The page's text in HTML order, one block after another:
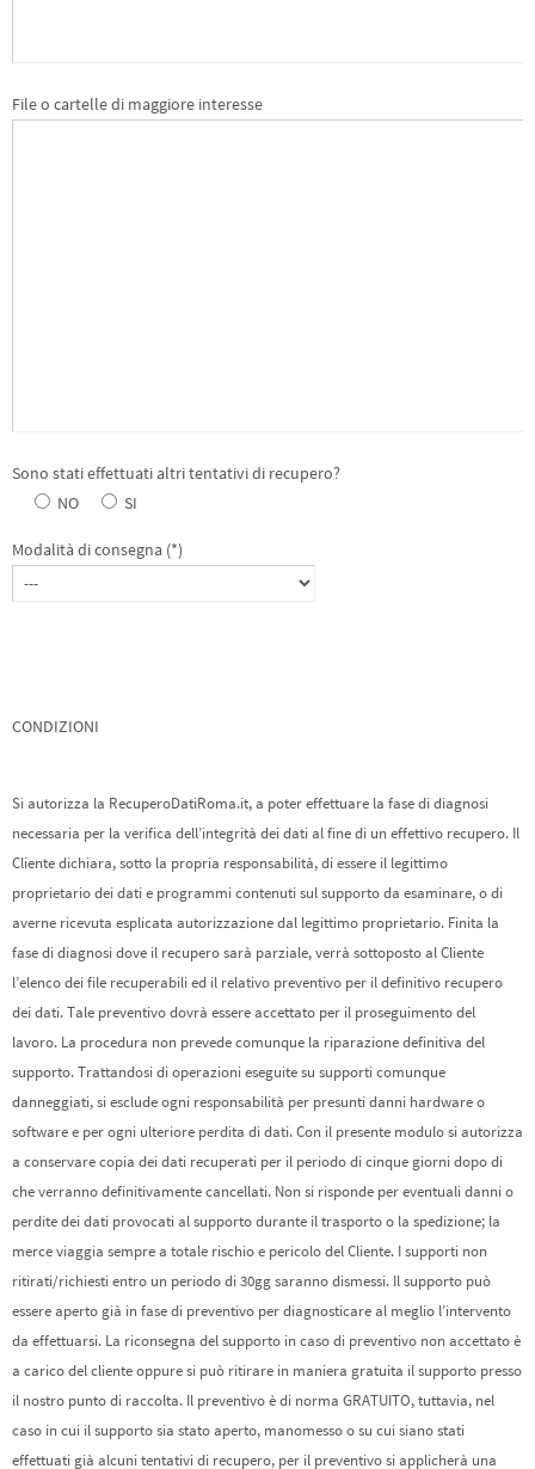
File o cartelle di maggiore interesse
Sono stati effettuati altri tentativi di recupero?
NO
SI
Modalità di consegna (*)
CONDIZIONI
Si autorizza la RecuperoDatiRoma.it, a poter effettuare la fase di diagnosi
necessaria per la verifica dell’integrità dei dati al fine di un effettivo recupero. Il
Cliente dichiara, sotto la propria responsabilità, di essere il legittimo
proprietario dei dati e programmi contenuti sul supporto da esaminare, o di
averne ricevuta esplicata autorizzazione dal legittimo proprietario. Finita la
fase di diagnosi dove il recupero sarà parziale, verrà sottoposto al Cliente
l’elenco dei file recuperabili ed il relativo preventivo per il definitivo recupero
dei dati. Tale preventivo dovrà essere accettato per il proseguimento del
lavoro. La procedura non prevede comunque la riparazione definitiva del
supporto. Trattandosi di operazioni eseguite su supporti comunque
danneggiati, si esclude ogni responsabilità per presunti danni hardware o
software e per ogni ulteriore perdita di dati. Con il presente modulo si autorizza
a conservare copia dei dati recuperati per il periodo di cinque giorni dopo di
che verranno definitivamente cancellati. Non si risponde per eventuali danni o
perdite dei dati provocati al supporto durante il trasporto o la spedizione; la
merce viaggia sempre a totale rischio e pericolo del Cliente. I supporti non
ritirati/richiesti entro un periodo di 30gg saranno dismessi. Il supporto può
essere aperto già in fase di preventivo per diagnosticare al meglio l’intervento
da effettuarsi. La riconsegna del supporto in caso di preventivo non accettato è
a carico del cliente oppure si può ritirare in maniera gratuita il supporto presso
il nostro punto di raccolta. Il preventivo è di norma GRATUITO, tuttavia, nel
caso in cui il supporto sia stato aperto, manomesso o su cui siano stati
effettuati già alcuni tentativi di recupero, per il preventivo si applicherà una